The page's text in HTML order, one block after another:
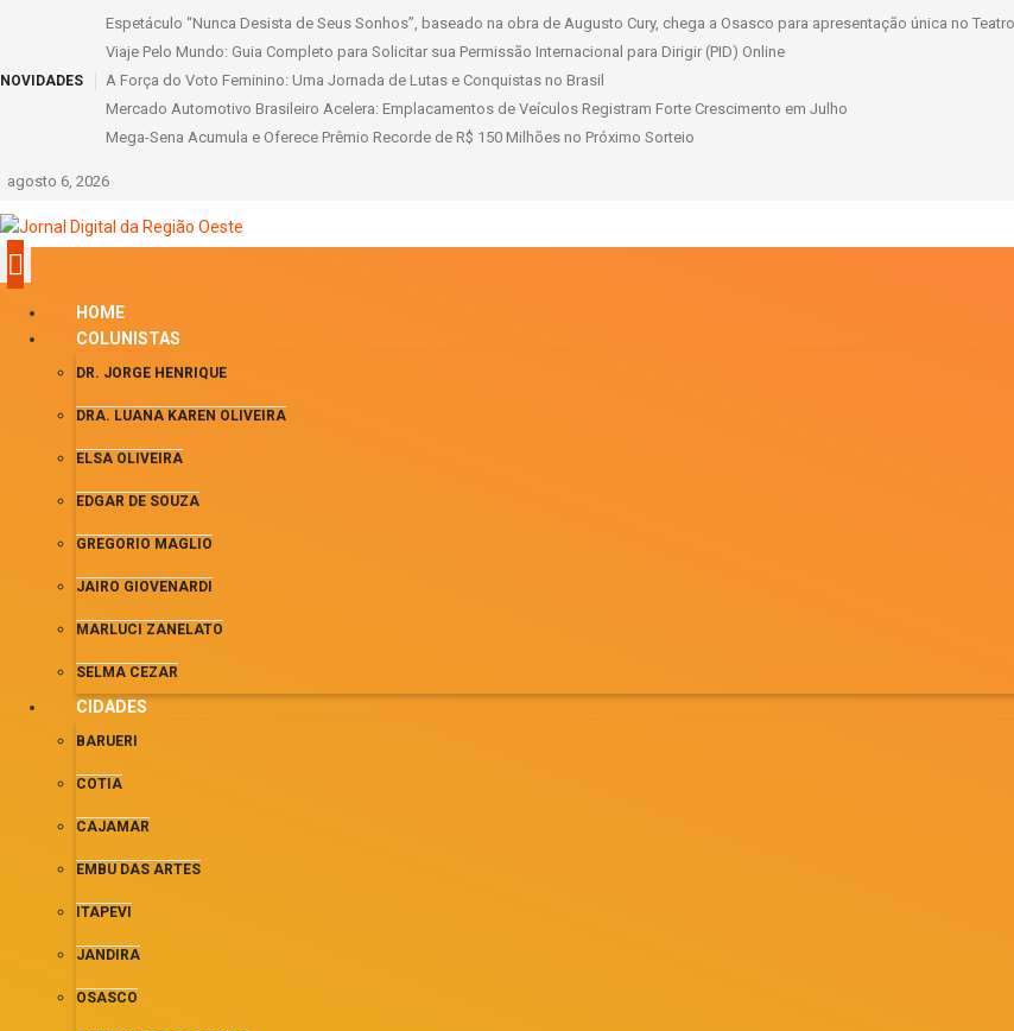
NOVIDADES
Espetáculo “Nunca Desista de Seus Sonhos”, baseado na obra de Augusto Cury, chega a Osasco para apresentação única no
Viaje Pelo Mundo: Guia Completo para Solicitar sua Permissão Internacional para Dirigir (PID) Online
A Força do Voto Feminino: Uma Jornada de Lutas e Conquistas no Brasil
Mercado Automotivo Brasileiro Acelera: Emplacamentos de Veículos Registram Forte Crescimento em Julho
Mega-Sena Acumula e Oferece Prêmio Recorde de R$ 150 Milhões no Próximo Sorteio
agosto 6, 2026
HOME
COLUNISTAS
DR. JORGE HENRIQUE
DRA. LUANA KAREN OLIVEIRA
ELSA OLIVEIRA
EDGAR DE SOUZA
GREGORIO MAGLIO
JAIRO GIOVENARDI
MARLUCI ZANELATO
SELMA CEZAR
CIDADES
BARUERI
COTIA
CAJAMAR
EMBU DAS ARTES
ITAPEVI
JANDIRA
OSASCO